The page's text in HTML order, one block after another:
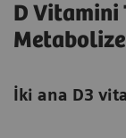
D Vitamini
İki ana D3